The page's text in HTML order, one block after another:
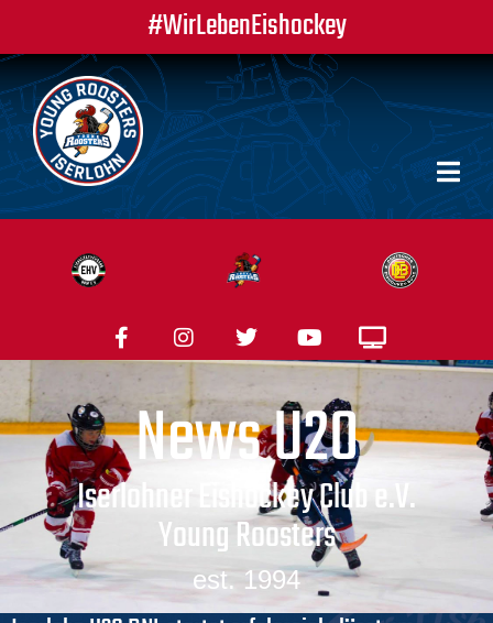
#WirLebenEishockey
News U20
Iserlohner Eishockey Club e.V.
Young Roosters
est. 1994